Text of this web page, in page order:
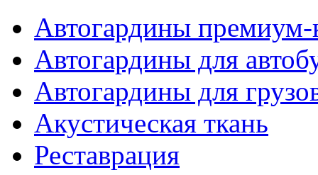
Автогардины премиум-
Автогардины для
Автогардины для
Акустическая ткань
Реставрация